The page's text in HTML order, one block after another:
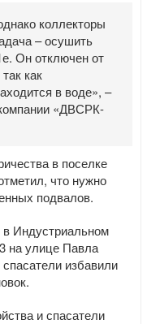
коллекторы
– осушить
Он отключен от
как
в воде», –
«ДВСРК-
в поселке
что нужно
подвалов.
Индустриальном
на улице Павла
избавили
и спасатели